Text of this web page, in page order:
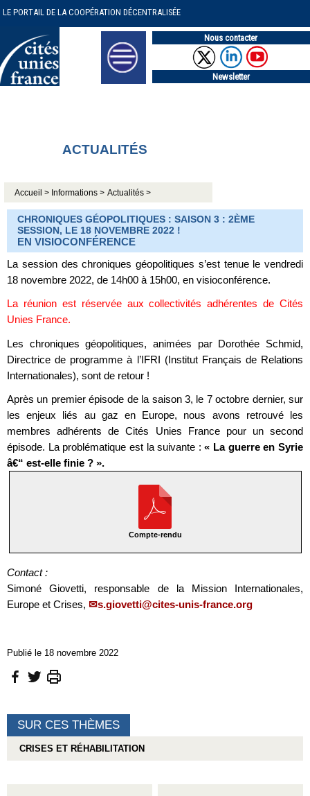
LE PORTAIL DE LA COOPÉRATION DÉCENTRALISÉE
Nous contacter
Newsletter
ACTUALITÉS
Accueil > Informations > Actualités >
CHRONIQUES GÉOPOLITIQUES : SAISON 3 : 2ÈME
SESSION, LE 18 NOVEMBRE 2022 !
EN VISIOCONFÉRENCE
La session des chroniques géopolitiques s’est tenue le vendredi
18 novembre 2022, de 14h00 à 15h00, en visioconférence.
La réunion est réservée aux collectivités adhérentes de Cités
Unies France.
Les chroniques géopolitiques, animées par Dorothée Schmid,
Directrice de programme à l’IFRI (Institut Français de Relations
Internationales), sont de retour !
Après un premier épisode de la saison 3, le 7 octobre dernier, sur
les enjeux liés au gaz en Europe, nous avons retrouvé les
membres adhérents de Cités Unies France pour un second
épisode. La problématique est la suivante :« La guerre en Syrie
â€“ est-elle finie ? ».
Compte-rendu
Contact :
Simoné Giovetti, responsable de la Mission Internationales,
Europe et Crises,
s.giovetti@cites-unis-france.org
Publié le 18 novembre 2022
SUR CES THÈMES
CRISES ET RÉHABILITATION